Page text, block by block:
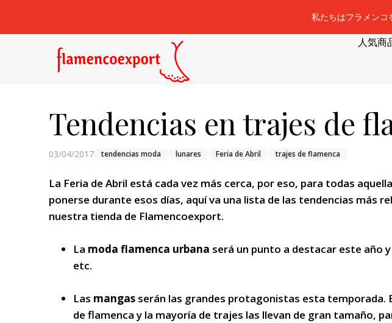
私たちはフラメンコ
人気商
Tendencias en trajes de
03/04/2017 tendencias moda lunares Feria de Abril trajes de flamenca
La Feria de Abril está cada vez más cerca, por eso, para todas
ponerse durante esos días, aquí va una lista de las tendencias más
nuestra tienda de Flamencoexport.
La moda flamenca urbana será un punto a destacar este año
etc.
Las mangas serán las grandes protagonistas esta
de flamenca y la mayoría de trajes las llevan de gran tamaño,